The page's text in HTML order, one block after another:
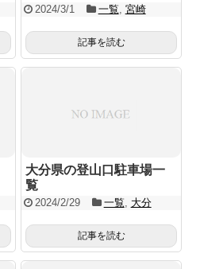
2024/3/1 一覧, 宮崎
記事を読む
大分県の登山口駐車場一
覧
2024/2/29 一覧, 大分
記事を読む